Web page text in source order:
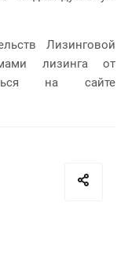
Лизинговой
лизинга от
на сайте